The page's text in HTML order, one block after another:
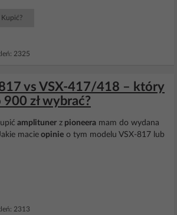
2325
vs VSX-417/418 – który
zł wybrać?
amplituner z pioneera mam do wydana
macie opinie o tym modelu VSX-817 lub
2313